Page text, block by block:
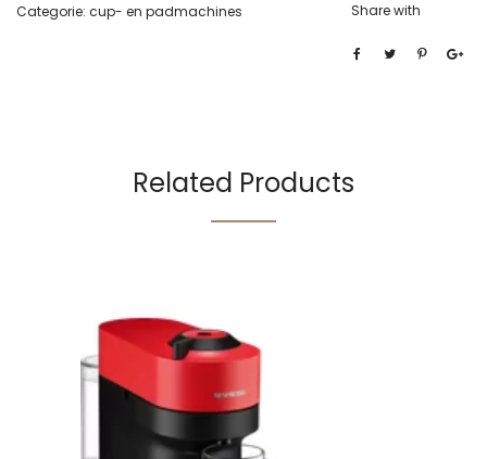
Categorie: cup- en padmachines Share with
Related Products